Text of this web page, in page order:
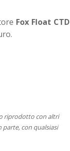
Fox Float CTD
riprodotto con altri
con qualsiasi